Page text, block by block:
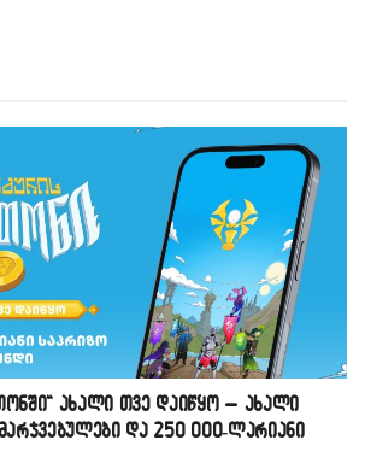
ახალი თვე დაიწყო – ახალი
და 250 000-ლარიანი